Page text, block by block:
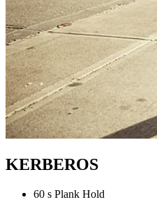
KERBEROS
60 s Plank Hold